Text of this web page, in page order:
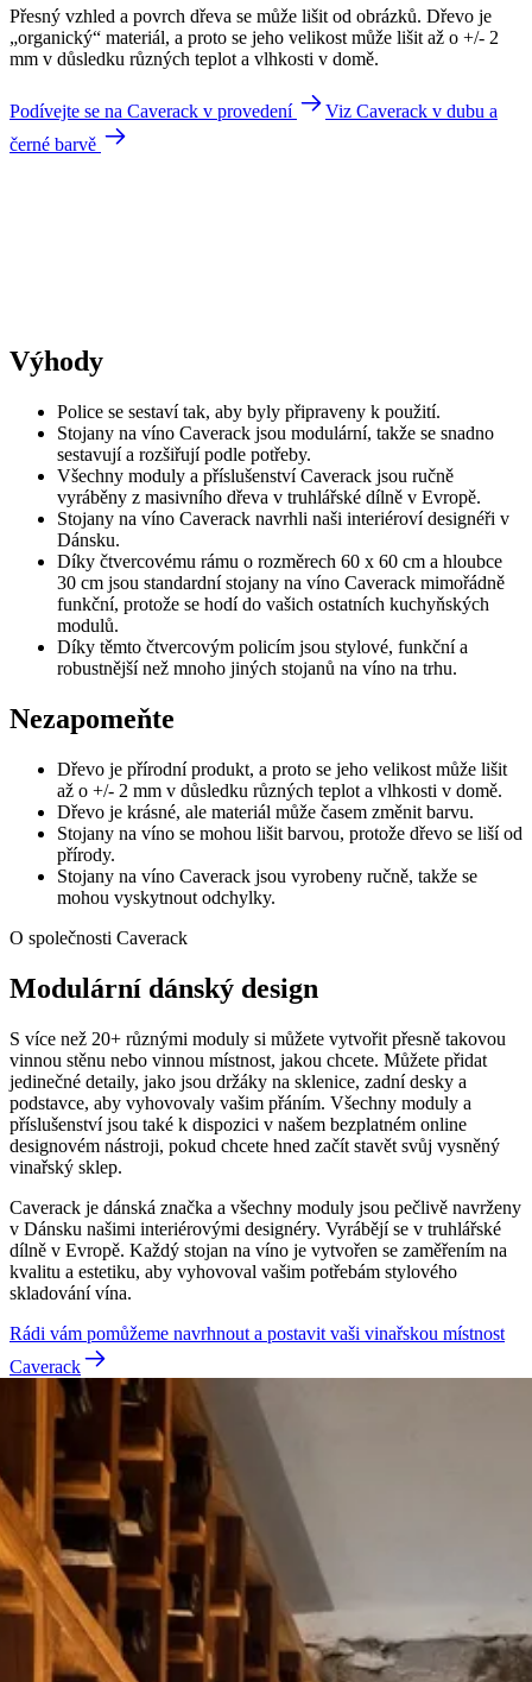
Přesný vzhled a povrch dřeva se může lišit od obrázků. Dřevo je
„organický“ materiál, a proto se jeho velikost může lišit až o +/- 2
mm v důsledku různých teplot a vlhkosti v domě.
Podívejte se na Caverack v provedení
Viz Caverack v dubu a
černé barvě
Výhody
Police se sestaví tak, aby byly připraveny k použití.
Stojany na víno Caverack jsou modulární, takže se snadno
sestavují a rozšiřují podle potřeby.
Všechny moduly a příslušenství Caverack jsou ručně
vyráběny z masivního dřeva v truhlářské dílně v Evropě.
Stojany na víno Caverack navrhli naši interiéroví designéři v
Dánsku.
Díky čtvercovému rámu o rozměrech 60 x 60 cm a hloubce
30 cm jsou standardní stojany na víno Caverack mimořádně
funkční, protože se hodí do vašich ostatních kuchyňských
modulů.
Díky těmto čtvercovým policím jsou stylové, funkční a
robustnější než mnoho jiných stojanů na víno na trhu.
Nezapomeňte
Dřevo je přírodní produkt, a proto se jeho velikost může lišit
až o +/- 2 mm v důsledku různých teplot a vlhkosti v domě.
Dřevo je krásné, ale materiál může časem změnit barvu.
Stojany na víno se mohou lišit barvou, protože dřevo se liší od
přírody.
Stojany na víno Caverack jsou vyrobeny ručně, takže se
mohou vyskytnout odchylky.
O společnosti Caverack
Modulární dánský design
S více než 20+ různými moduly si můžete vytvořit přesně takovou
vinnou stěnu nebo vinnou místnost, jakou chcete. Můžete přidat
jedinečné detaily, jako jsou držáky na sklenice, zadní desky a
podstavce, aby vyhovovaly vašim přáním. Všechny moduly a
příslušenství jsou také k dispozici v našem bezplatném online
designovém nástroji, pokud chcete hned začít stavět svůj vysněný
vinařský sklep.
Caverack je dánská značka a všechny moduly jsou pečlivě navrženy
v Dánsku našimi interiérovými designéry. Vyrábějí se v truhlářské
dílně v Evropě. Každý stojan na víno je vytvořen se zaměřením na
kvalitu a estetiku, aby vyhovoval vašim potřebám stylového
skladování vína.
Rádi vám pomůžeme navrhnout a postavit vaši vinařskou místnost
Caverack